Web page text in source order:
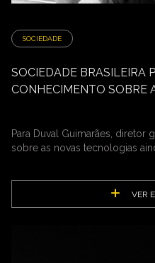
SOCIEDADE
SOCIEDADE BRASILEIRA
CONHECIMENTO SOBRE
Para Duval Guimarães, diretor
sobre as novas tecnologias
VER